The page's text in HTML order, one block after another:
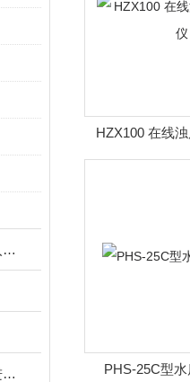
电磁小猪视频app官网入口ios
小猪视频app下载网址进入18测试仪
HZX100 在线
PHS-25C型